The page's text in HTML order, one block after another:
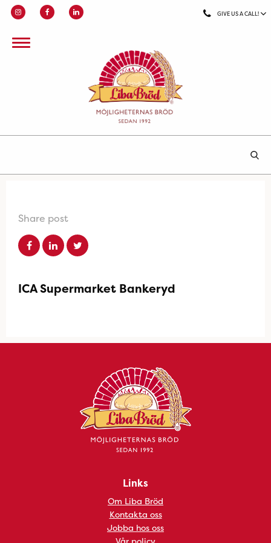
GIVE US A CALL!
Share post
ICA Supermarket Bankeryd
Links
Om Liba Bröd
Kontakta oss
Jobba hos oss